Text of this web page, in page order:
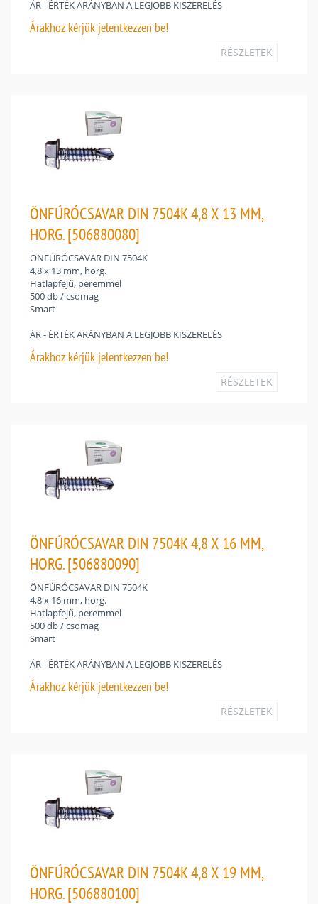
ÁR - ÉRTÉK ARÁNYBAN A LEGJOBB KISZERELÉS
Árakhoz kérjük jelentkezzen be!
RÉSZLETEK
ÖNFÚRÓCSAVAR DIN 7504K 4,8 X 13 MM,
HORG. [506880080]
ÖNFÚRÓCSAVAR DIN 7504K
4,8 x 13 mm, horg.
Hatlapfejű, peremmel
500 db / csomag
Smart
ÁR - ÉRTÉK ARÁNYBAN A LEGJOBB KISZERELÉS
Árakhoz kérjük jelentkezzen be!
RÉSZLETEK
ÖNFÚRÓCSAVAR DIN 7504K 4,8 X 16 MM,
HORG. [506880090]
ÖNFÚRÓCSAVAR DIN 7504K
4,8 x 16 mm, horg.
Hatlapfejű, peremmel
500 db / csomag
Smart
ÁR - ÉRTÉK ARÁNYBAN A LEGJOBB KISZERELÉS
Árakhoz kérjük jelentkezzen be!
RÉSZLETEK
ÖNFÚRÓCSAVAR DIN 7504K 4,8 X 19 MM,
HORG. [506880100]